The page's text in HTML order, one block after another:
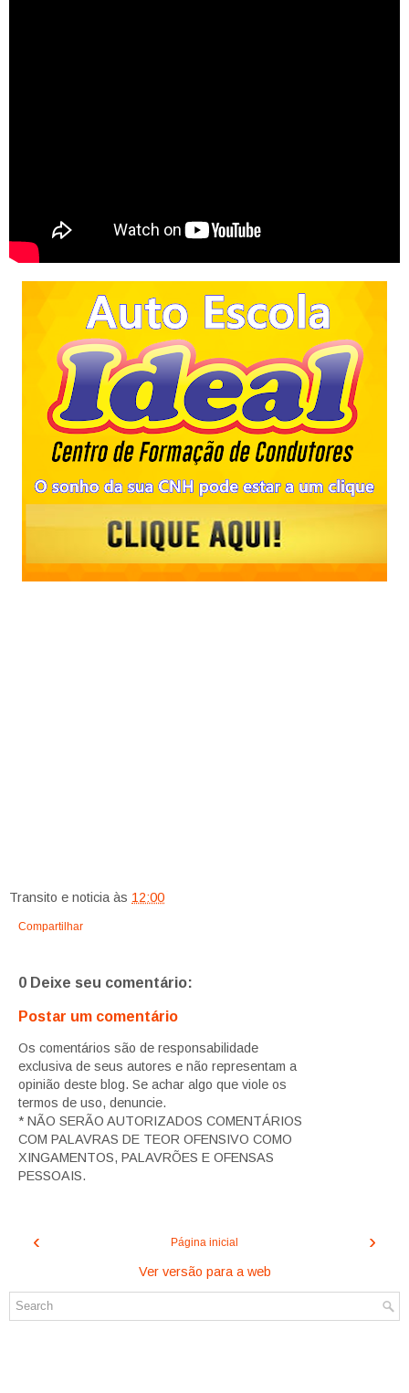
Transito e noticia às 12:00
Compartilhar
0 Deixe seu comentário:
Postar um comentário
Os comentários são de responsabilidade
exclusiva de seus autores e não representam a
opinião deste blog. Se achar algo que viole os
termos de uso, denuncie.
* NÃO SERÃO AUTORIZADOS COMENTÁRIOS
COM PALAVRAS DE TEOR OFENSIVO COMO
XINGAMENTOS, PALAVRÕES E OFENSAS
PESSOAIS.
‹ ›
Página inicial
Ver versão para a web